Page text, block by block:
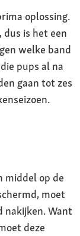
oplossing.
is het een
welke band
pups al na
gaan tot zes
middel op de
moet
nakijken. Want
deze